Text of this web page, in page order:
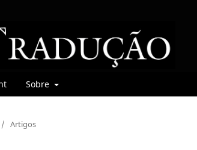
Sobre
/ Artigos